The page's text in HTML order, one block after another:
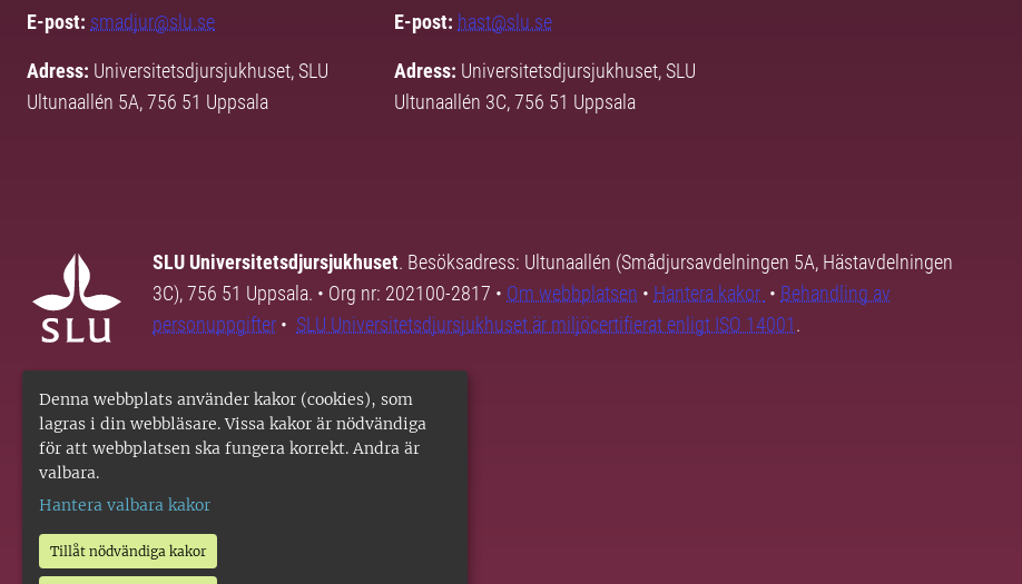
Denna webbplats använder kakor (cookies), som
lagras i din webbläsare. Vissa kakor är nödvändiga
för att webbplatsen ska fungera korrekt. Andra är
valbara.
Hantera valbara kakor
Tillåt nödvändiga kakor
E-post: smadjur@slu.se
Adress: Universitetsdjursjukhuset, SLU
Ultunaallén 5A, 756 51 Uppsala
E-post: hast@slu.se
Adress: Universitetsdjursjukhuset, SLU
Ultunaallén 3C, 756 51 Uppsala
SLU Universitetsdjursjukhuset. Besöksadress: Ultunaallén (Smådjursavdelningen 5A, Hästavdelningen
3C), 756 51 Uppsala. • Org nr: 202100-2817 • Om webbplatsen • Hantera kakor • Behandling av
personuppgifter • SLU Universitetsdjursjukhuset är miljöcertifierat enligt ISO 14001.